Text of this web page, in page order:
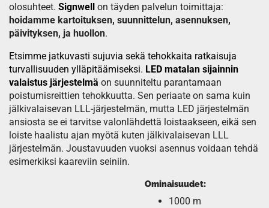
olosuhteet. Signwell on täyden palvelun toimittaja:
hoidamme kartoituksen, suunnittelun, asennuksen,
päivityksen, ja huollon.
Etsimme jatkuvasti sujuvia sekä tehokkaita ratkaisuja
turvallisuuden ylläpitäämiseksi. LED matalan sijainnin
valaistus järjestelmä on suunniteltu parantamaan
poistumisreittien tehokkuutta. Sen periaate on sama kuin
jälkivalaisevan LLL-järjestelmän, mutta LED järjestelmän
ansiosta se ei tarvitse valonlähdettä loistaakseen, eikä sen
loiste haalistu ajan myötä kuten jälkivalaisevan LLL
järjestelmän. Joustavuuden vuoksi asennus voidaan tehdä
esimerkiksi kaareviin seiniin.
Ominaisuudet:
1000 m